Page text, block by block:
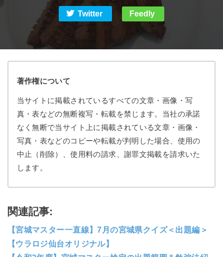
Twitter Feedly
著作権について
当サイトに掲載されているすべての文章・画像・写
真・表などの無断複写・転載を禁じます。当社の承諾
なく無断で当サイト上に掲載されている文章・画像・
写真・表などのコピーや転載が判明した場合、使用の
中止（削除）、使用料の請求、謝罪文掲載を請求いた
します。
関連記事:
【宮城マスター一直線】7月の宮城県クイズ＜出題編＞
【ウラロジ仙台オリジナル】